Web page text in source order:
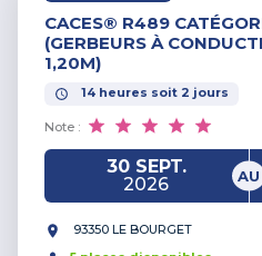
CACES® R489
(GERBEURS À
1,20M)
14 heures soit 2 jours
Note :
30 SEPT.
2026
AU
93350 LE BOURGET